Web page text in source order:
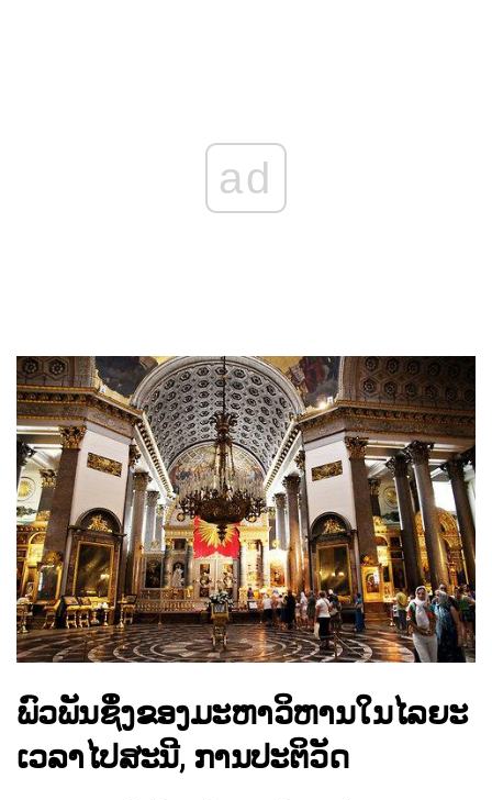
ad
ພົວພັນຊຶ່ງຂອງມະຫາວິຫານໃນໄລຍະ
ເວລາໄປສະນີ, ການປະຕິວັດ